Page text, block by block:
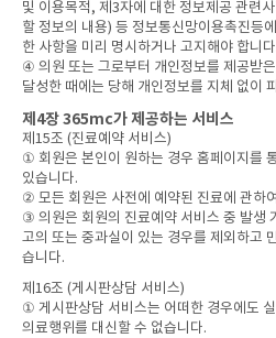
및 이용목적, 제3자에 대한 정보제공 관련
할 정보의 내용) 등 정보통신망이용촉진등
한 사항을 미리 명시하거나 고지해야 합니
④ 의원 또는 그로부터 개인정보를 제공받
달성한 때에는 당해 개인정보를 지체 없이
제4장 365mc가 제공하는 서비스
제15조 (진료예약 서비스)
① 회원은 본인이 원하는 경우 홈페이지를
있습니다.
② 모든 회원은 사전에 예약된 진료에 관하
③ 의원은 회원의 진료예약 서비스 중 발생
고의 또는 중과실이 있는 경우를 제외하고
습니다.
제16조 (게시판상담 서비스)
① 게시판상담 서비스는 어떠한 경우에도
의료행위를 대신할 수 없습니다.